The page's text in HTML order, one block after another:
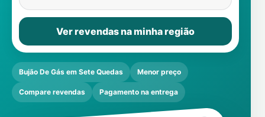
Ver revendas na minha região
Bujão De Gás em Sete Quedas Menor preço
Compare revendas Pagamento na entrega